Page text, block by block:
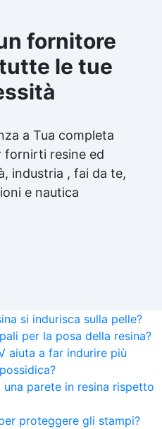
fornitore
le tue
a Tua completa
fornirti resine ed
industria , fai da te,
e nautica
si indurisca sulla pelle?
per la posa della resina?
aiuta a far indurire più
parete in resina rispetto
proteggere gli stampi?